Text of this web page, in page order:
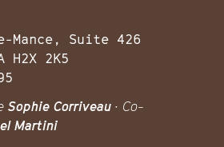
Mance, Suite 426
H2X 2K5
Sophie Corriveau · Co-
Martini